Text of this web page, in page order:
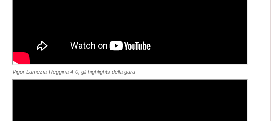
Vigor Lamezia-Reggina 4-0, gli highlights della gara